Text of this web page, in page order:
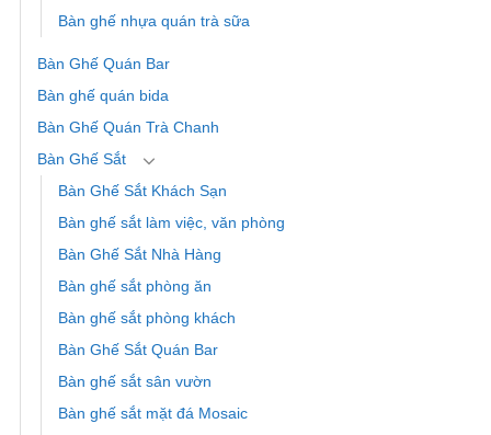
Bàn ghế nhựa quán trà sữa
Bàn Ghế Quán Bar
Bàn ghế quán bida
Bàn Ghế Quán Trà Chanh
Bàn Ghế Sắt
Bàn Ghế Sắt Khách Sạn
Bàn ghế sắt làm việc, văn phòng
Bàn Ghế Sắt Nhà Hàng
Bàn ghế sắt phòng ăn
Bàn ghế sắt phòng khách
Bàn Ghế Sắt Quán Bar
Bàn ghế sắt sân vườn
Bàn ghế sắt mặt đá Mosaic